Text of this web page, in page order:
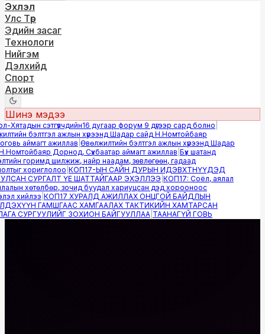
Эхлэл
Улс Төр
Эдийн засаг
Технологи
Нийгэм
Дэлхийд
Спорт
Архив
Шинэ мэдээ
сэтгүүлчдийн16 дугаар форум 9 дүгээр сард болно|
бэлтгэл ажлын хүрээнд Шадар сайд Н.Номтойбаяр
аймагт ажиллав|Өвөлжилтийн бэлтгэл ажлын хүрээнд Шадар
Дорнод, Сүхбаатар аймагт ажиллав|Бүх шатанд
горимд шилжиж, найр наадам, зөвлөгөөн, гадаад
хориглолоо|КОП17-ЫН САЙН ДУРЫН ИДЭВХТНҮҮДЭД
СУРГАЛТ ҮЕ ШАТТАЙГААР ЭХЭЛЛЭЭ|КОП17: Соёл, аялал
хөтөлбөр, зочид буудал хариуцсан дэд хорооноос
хийлээ|КОП17 ХУРАЛД АЖИЛЛАХ ОНЦГОЙ БАЙДЛЫН
ГАМШГААС ХАМГААЛАХ ТАКТИКИЙН ХАМТАРСАН
СУРГУУЛИЙГ ЗОХИОН БАЙГУУЛЛАА|ТААНАГҮЙ ГОВЬ